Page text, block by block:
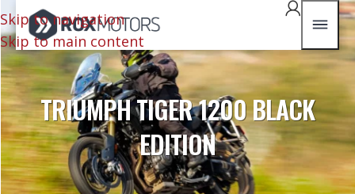
Skip to navigation
Skip to main content
TRIUMPH TIGER 1200 BLACK
EDITION